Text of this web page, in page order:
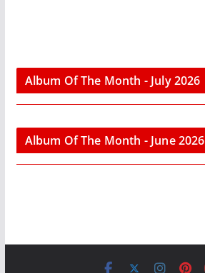
Album Of The Month - July 2026
Album Of The Month - June 2026